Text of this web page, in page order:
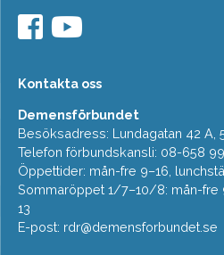
Kontakta oss
Demensförbundet
Besöksadress: Lundagatan 42 A,
Telefon förbundskansli: 08-658
Öppettider: mån-fre 9–16,
Sommaröppet 1/7–10/8: mån-fre
13
E-post: rdr@demensforbundet.se